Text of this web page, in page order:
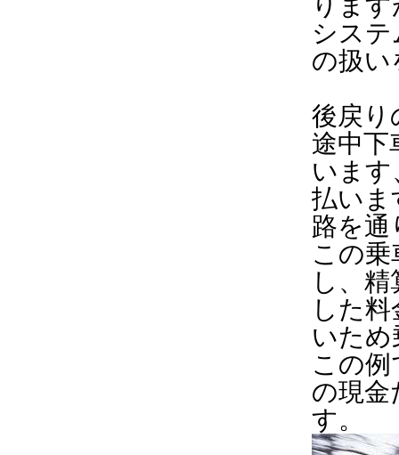
シス
の扱い
後戻り
途中下
います
払いま
路を通
この乗
し、
した
いた
この
の現金
す。